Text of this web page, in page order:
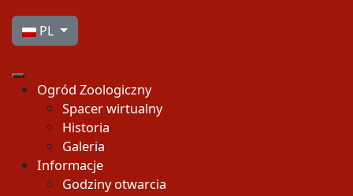
Wybierz swój język
PL
Ogród Zoologiczny
Spacer wirtualny
Historia
Galeria
Informacje
Godziny otwarcia